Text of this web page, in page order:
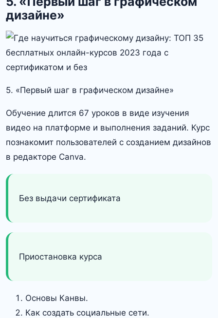
дизайне»
5. «Первый шаг в графическом дизайне»
Обучение длится 67 уроков в виде изучения
видео на платформе и выполнения заданий. Курс
познакомит пользователей с созданием дизайнов
в редакторе Canva.
Без выдачи сертификата
Приостановка курса
Основы Канвы.
Как создать социальные сети.